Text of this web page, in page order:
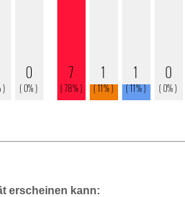
erscheinen kann: